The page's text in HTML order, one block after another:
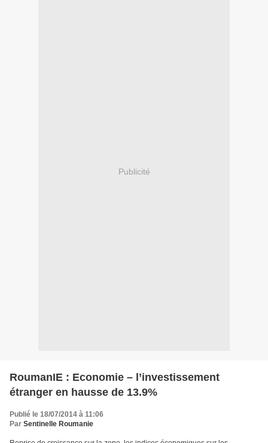
Publicité
RoumanIE : Economie – l’investissement
étranger en hausse de 13.9%
Publié le 18/07/2014 à 11:06
Par Sentinelle Roumanie